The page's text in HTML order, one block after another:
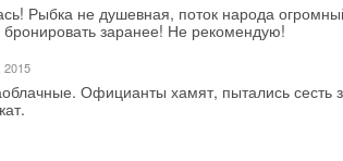
Рыбка не душевная, поток народа
заранее! Не рекомендую!
2015
Официанты хамят, пытались сесть